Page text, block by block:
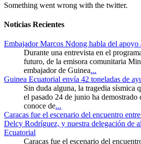
Something went wrong with the twitter.
Noticias Recientes
Embajador Marcos Ndong habla del apoyo
Durante una entrevista en el
futuro, de la emisora comunitaria
embajador de Guinea...
Guinea Ecuatorial envía 42 toneladas de
Sin duda alguna, la tragedia sísmica
el pasado 24 de junio ha
conoce de...
Caracas fue el escenario del encuentro
Delcy Rodríguez, y nuestra delegación de
Ecuatorial
Caracas fue el escenario del